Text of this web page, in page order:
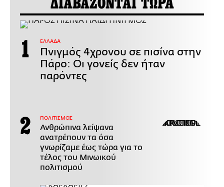
ΕΛΛΑΔΑ
Πνιγμός 4χρονου σε πισίνα στην
Πάρο: Οι γονείς δεν ήταν
παρόντες
ΠΟΛΙΤΙΣΜΟΣ
Ανθρώπινα λείψανα
ανατρέπουν τα όσα
γνωρίζαμε έως τώρα για το
τέλος του Μινωικού
πολιτισμού